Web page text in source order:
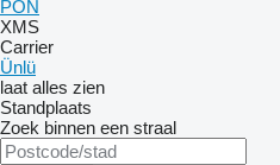
PON
XMS
Carrier
Ünlü
laat alles zien
Standplaats
Zoek binnen een straal